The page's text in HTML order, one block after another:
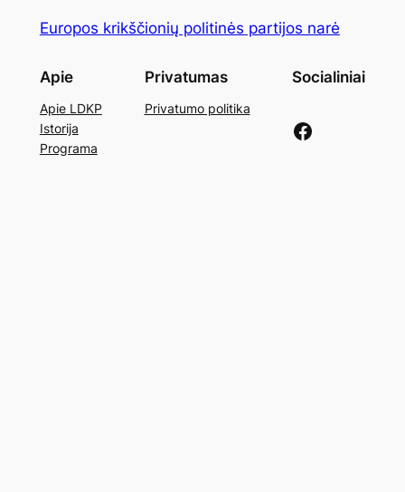
Europos krikščionių politinės partijos narė
Apie
Apie LDKP
Istorija
Programa
Privatumas
Privatumo politika
Socialiniai
Facebook